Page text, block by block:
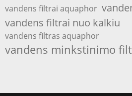
vandens filtrai aquaphor
vandens filtrai nuo kalkiu
vandens filtras aquaphor
vandens minkstinimo